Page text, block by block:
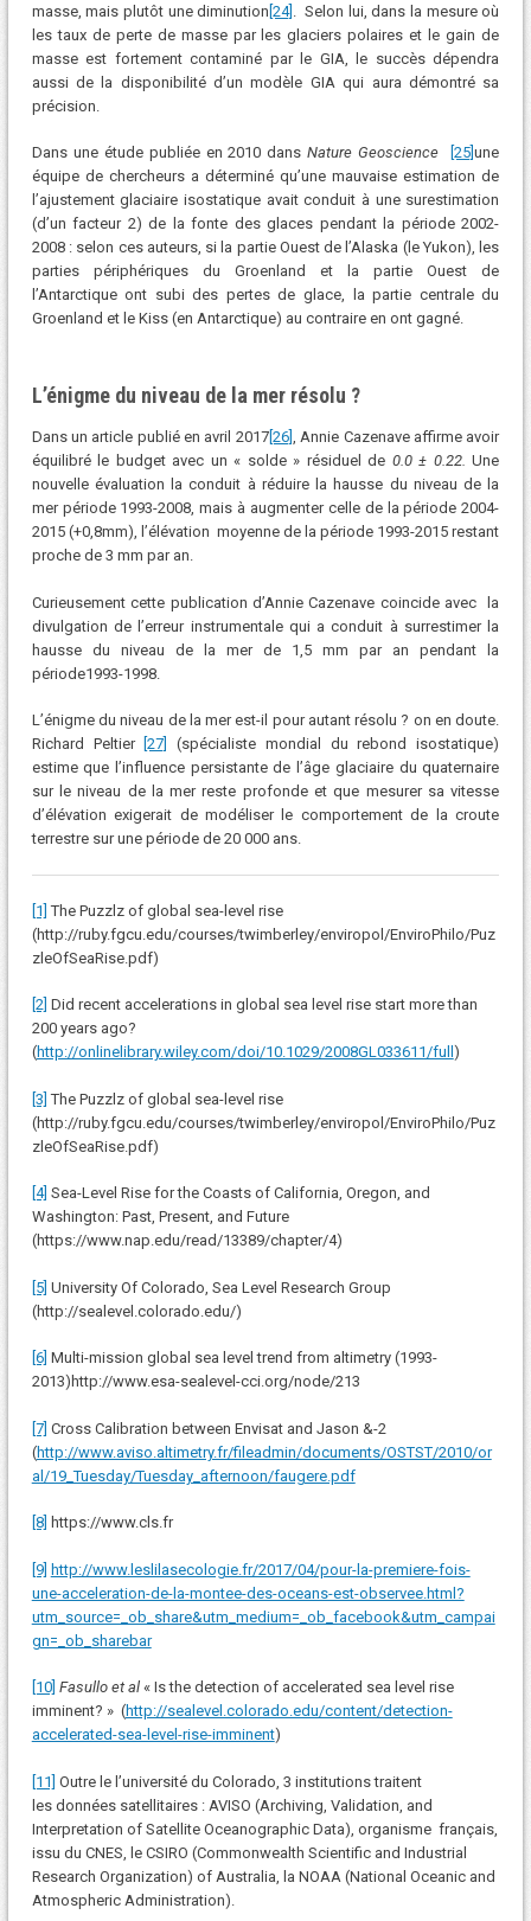
masse, mais plutôt une diminution [24]
. Selon lui, dans la mesure où
les taux de perte de masse par les glaciers polaires et le gain de
masse est fortement contaminé par le GIA, le succès dépendra
aussi de la disponibilité d’un modèle GIA qui aura démontré sa
précision.
Dans une étude publiée en 2010 dansNature Geoscience [25]une
équipe de chercheurs a déterminé qu’une mauvaise estimation de
l’ajustement glaciaire isostatique avait conduit à une surestimation
(d’un facteur 2) de la fonte des glaces pendant la période 2002-
2008 : selon ces auteurs, si la partie Ouest de l’Alaska (le Yukon), les
parties périphériques du Groenland et la partie Ouest de
l’Antarctique ont subi des pertes de glace, la partie centrale du
Groenland et le Kiss (en Antarctique) au contraire en ont gagné.
L’énigme du niveau de la mer résolu ?
Dans un article publié en avril 2017[26] , Annie Cazenave affirme avoir
équilibré le budget avec un « solde » résiduel de 0.0 ± 0.22. Une
nouvelle évaluation la conduit à réduire la hausse du niveau de la
mer période 1993-2008, mais à augmenter celle de la période 2004-
2015 (+0,8mm), l’élévation moyenne de la période 1993-2015 restant
proche de 3 mm par an.
Curieusement cette publication d’Annie Cazenave coincide avec la
divulgation de l’erreur instrumentale qui a conduit à surrestimer la
hausse du niveau de la mer de 1,5 mm par an pendant la
période1993-1998.
L’énigme du niveau de la mer est-il pour autant résolu ? on en doute.
Richard Peltier [27]
(spécialiste mondial du rebond isostatique)
estime que l’influence persistante de l’âge glaciaire du quaternaire
sur le niveau de la mer reste profonde et que mesurer sa vitesse
d’élévation exigerait de modéliser le comportement de la croute
terrestre sur une période de 20 000 ans.
[1] The Puzzlz of global sea-level rise
(http://ruby.fgcu.edu/courses/twimberley/enviropol/EnviroPhilo/Puz
zleOfSeaRise.pdf)
[2] Did recent accelerations in global sea level rise start more than
200 years ago?
(http://onlinelibrary.wiley.com/doi/10.1029/2008GL033611/full )
[3] The Puzzlz of global sea-level rise
(http://ruby.fgcu.edu/courses/twimberley/enviropol/EnviroPhilo/Puz
zleOfSeaRise.pdf)
[4] Sea-Level Rise for the Coasts of California, Oregon, and
Washington: Past, Present, and Future
(https://www.nap.edu/read/13389/chapter/4)
[5] University Of Colorado, Sea Level Research Group
(http://sealevel.colorado.edu/)
[6] Multi-mission global sea level trend from altimetry (1993-
2013)http://www.esa-sealevel-cci.org/node/213
[7] Cross Calibration between Envisat and Jason &-2
(http://www.aviso.altimetry.fr/fileadmin/documents/OSTST/2010/or
al/19_Tuesday/Tuesday_afternoon/faugere.pdf
[8] https://www.cls.fr
[9] http://www.leslilasecologie.fr/2017/04/pour-la-premiere-fois-
une-acceleration-de-la-montee-des-oceans-est-observee.html?
utm_source=_ob_share&utm_medium=_ob_facebook&utm_campai
gn=_ob_sharebar
[10] Fasullo et al« Is the detection of accelerated sea level rise
imminent? » (http://sealevel.colorado.edu/content/detection-
accelerated-sea-level-rise-imminent)
[11] Outre le l’université du Colorado, 3 institutions traitent
les données satellitaires : AVISO (Archiving, Validation, and
Interpretation of Satellite Oceanographic Data), organisme français,
issu du CNES, le CSIRO (Commonwealth Scientific and Industrial
Research Organization) of Australia, la NOAA (National Oceanic and
Atmospheric Administration).